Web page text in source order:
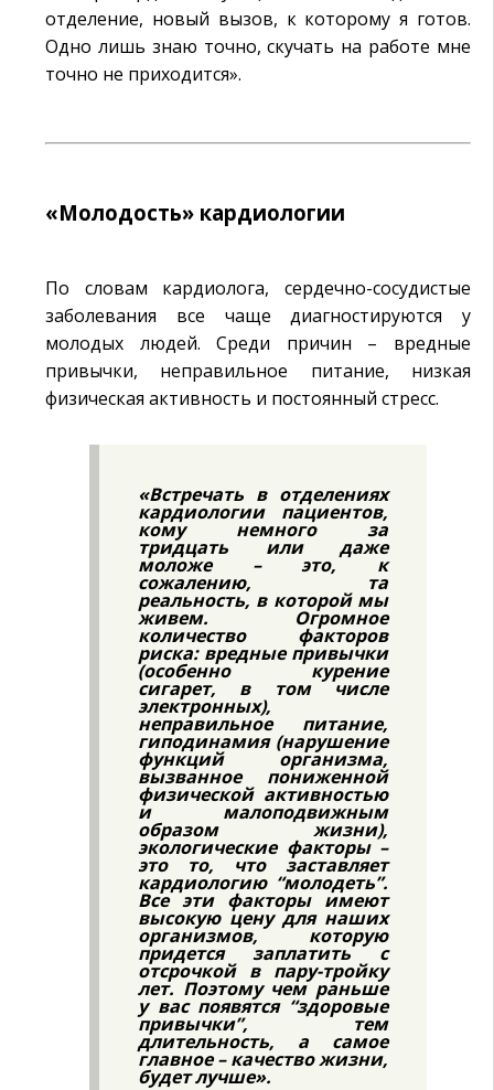
отделение, новый вызов, к которому я готов.
Одно лишь знаю точно, скучать на работе мне
точно не приходится».
«Молодость» кардиологии
По словам кардиолога, сердечно-сосудистые
заболевания все чаще диагностируются у
молодых людей. Среди причин – вредные
привычки, неправильное питание, низкая
физическая активность и постоянный стресс.
«Встречать в отделениях
кардиологии пациентов,
кому немного за
тридцать или даже
моложе – это, к
сожалению, та
реальность, в которой мы
живем. Огромное
количество факторов
риска: вредные привычки
(особенно курение
сигарет, в том числе
электронных),
неправильное питание,
гиподинамия (нарушение
функций организма,
вызванное пониженной
физической активностью
и малоподвижным
образом жизни),
экологические факторы –
это то, что заставляет
кардиологию “молодеть”.
Все эти факторы имеют
высокую цену для наших
организмов, которую
придется заплатить с
отсрочкой в пару-тройку
лет. Поэтому чем раньше
у вас появятся “здоровые
привычки”, тем
длительность, а самое
главное – качество жизни,
будет лучше».